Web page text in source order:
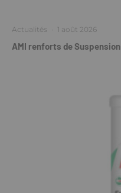
Actualités · 1 août 2026
AMI renforts de Suspension